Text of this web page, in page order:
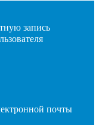
запись
почты